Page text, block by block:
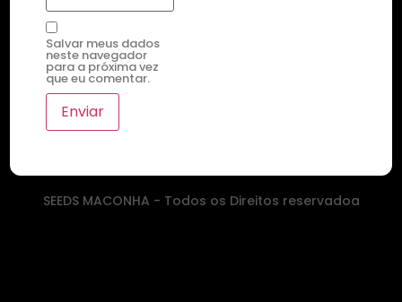
Salvar meus dados
neste navegador
para a próxima vez
que eu comentar.
SEEDS MACONHA - Todos os Direitos reservadoa